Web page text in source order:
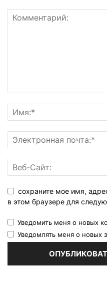
сохраните мое имя,
в этом браузере для
Уведомить меня о новых
Уведомлять меня о новых